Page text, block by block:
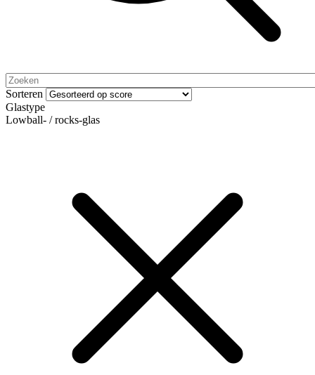
Sorteren
Glastype
Lowball- / rocks-glas